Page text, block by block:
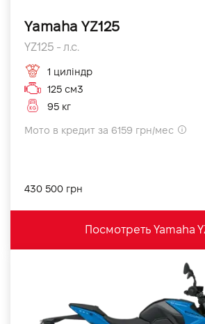
Yamaha YZ125
YZ125 - л.с.
1 циліндр
125 см3
95 кг
Мото в кредит за 6159 грн/мес
430 500 грн
Посмотреть Yamaha